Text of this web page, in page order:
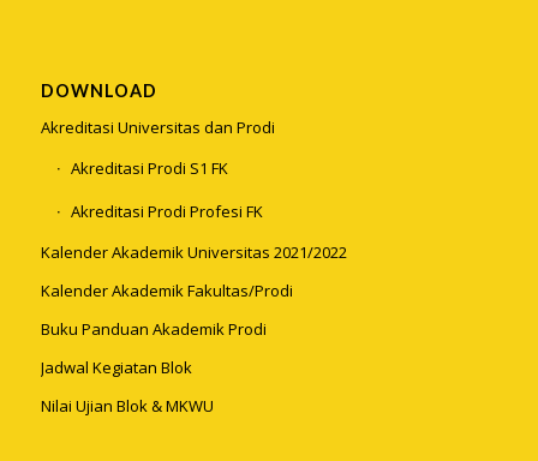
DOWNLOAD
Akreditasi Universitas dan Prodi
Akreditasi Prodi S1 FK
Akreditasi Prodi Profesi FK
Kalender Akademik Universitas 2021/2022
Kalender Akademik Fakultas/Prodi
Buku Panduan Akademik Prodi
Jadwal Kegiatan Blok
Nilai Ujian Blok & MKWU